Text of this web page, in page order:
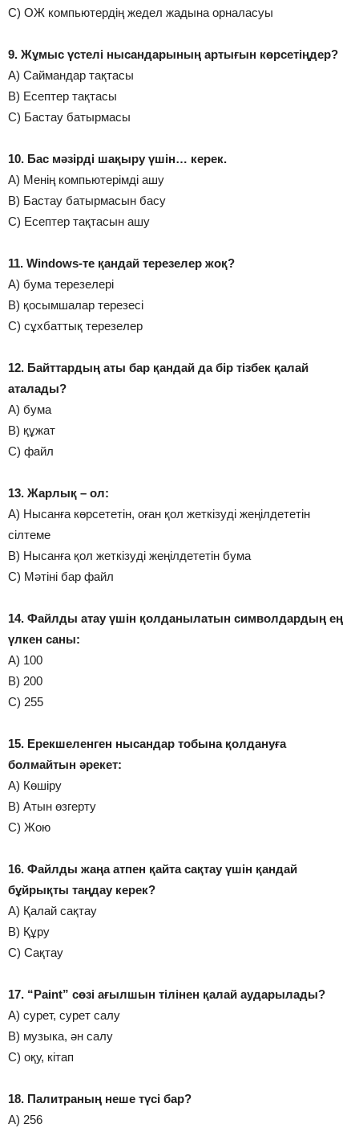
С) ОЖ компьютердің жедел жадына орналасуы
9. Жұмыс үстелі нысандарының артығын көрсетіңдер?
А) Саймандар тақтасы
В) Есептер тақтасы
С) Бастау батырмасы
10. Бас мәзірді шақыру үшін… керек.
А) Менің компьютерімді ашу
В) Бастау батырмасын басу
С) Есептер тақтасын ашу
11. Windows-те қандай терезелер жоқ?
А) бума терезелері
В) қосымшалар терезесі
С) сұхбаттық терезелер
12. Байттардың аты бар қандай да бір тізбек қалай
аталады?
А) бума
В) құжат
С) файл
13. Жарлық – ол:
А) Нысанға көрсететін, оған қол жеткізуді жеңілдететін
сілтеме
В) Нысанға қол жеткізуді жеңілдететін бума
С) Мәтіні бар файл
14. Файлды атау үшін қолданылатын символдардың ең
үлкен саны:
А) 100
В) 200
С) 255
15. Ерекшеленген нысандар тобына қолдануға
болмайтын әрекет:
А) Көшіру
В) Атын өзгерту
С) Жою
16. Файлды жаңа атпен қайта сақтау үшін қандай
бұйрықты таңдау керек?
А) Қалай сақтау
В) Құру
С) Сақтау
17. “Paint” сөзі ағылшын тілінен қалай аударылады?
А) сурет, сурет салу
В) музыка, ән салу
С) оқу, кітап
18. Палитраның неше түсі бар?
А) 256